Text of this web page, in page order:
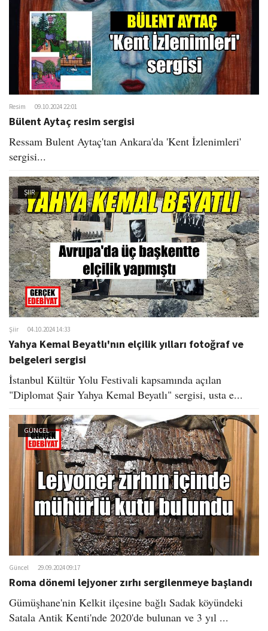
Resim 09.10.2024 22:01
Bülent Aytaç resim sergisi
Ressam Bulent Aytaç'tan Ankara'da 'Kent İzlenimleri'
sergisi...
ŞIIR
Şiir 04.10.2024 14:33
Yahya Kemal Beyatlı'nın elçilik yılları fotoğraf ve
belgeleri sergisi
İstanbul Kültür Yolu Festivali kapsamında açılan
"Diplomat Şair Yahya Kemal Beyatlı" sergisi, usta e...
GÜNCEL
Güncel 29.09.2024 09:17
Roma dönemi lejyoner zırhı sergilenmeye başlandı
Gümüşhane'nin Kelkit ilçesine bağlı Sadak köyündeki
Satala Antik Kenti'nde 2020'de bulunan ve 3 yıl ...